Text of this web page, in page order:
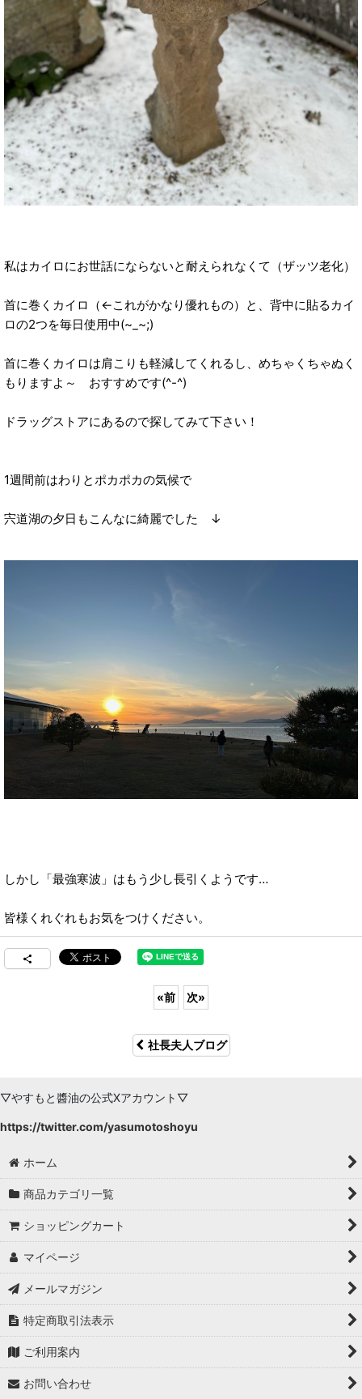
私はカイロにお世話にならないと耐えられなくて（ザッツ老化）
首に巻くカイロ（←これがかなり優れもの）と、背中に貼るカイ
ロの2つを毎日使用中(~_~;)
首に巻くカイロは肩こりも軽減してくれるし、めちゃくちゃぬく
もりますよ～ おすすめです(^-^)
ドラッグストアにあるので探してみて下さい！
1週間前はわりとポカポカの気候で
宍道湖の夕日もこんなに綺麗でした ↓
しかし「最強寒波」はもう少し長引くようです…
皆様くれぐれもお気をつけください。
«前 次»
社長夫人ブログ
▽やすもと醬油の公式Xアカウント▽
https://twitter.com/yasumotoshoyu
ホーム
商品カテゴリ一覧
ショッピングカート
マイページ
メールマガジン
特定商取引法表示
ご利用案内
お問い合わせ